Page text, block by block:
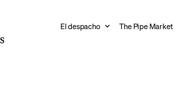
El despacho The Pipe Market